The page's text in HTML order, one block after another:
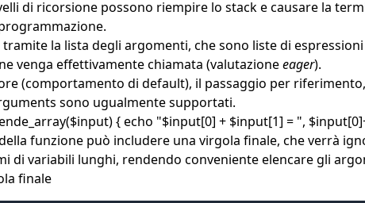
di ricorsione possono riempire lo stack e causare la
la lista degli argomenti, che sono liste di
venga effettivamente chiamata (valutazioneeager).
(comportamento di default), il passaggio per riferimento
sono ugualmente supportati.
{ echo "$input[0] + $input[1] = ",
funzione può includere una virgola finale, che verrà
di variabili lunghi, rendendo conveniente elencare gli
finale